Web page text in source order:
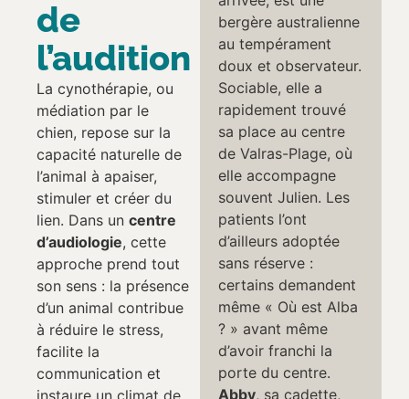
de
l’audition
La cynothérapie, ou
médiation par le
chien, repose sur la
capacité naturelle de
l’animal à apaiser,
stimuler et créer du
lien. Dans un centre
d’audiologie, cette
approche prend tout
son sens : la présence
d’un animal contribue
à réduire le stress,
facilite la
communication et
instaure un climat de
bergère australienne
au tempérament
doux et observateur.
Sociable, elle a
rapidement trouvé
sa place au centre
de Valras-Plage, où
elle accompagne
souvent Julien. Les
patients l’ont
d’ailleurs adoptée
sans réserve :
certains demandent
même « Où est Alba
? » avant même
d’avoir franchi la
porte du centre.
Abby, sa cadette,